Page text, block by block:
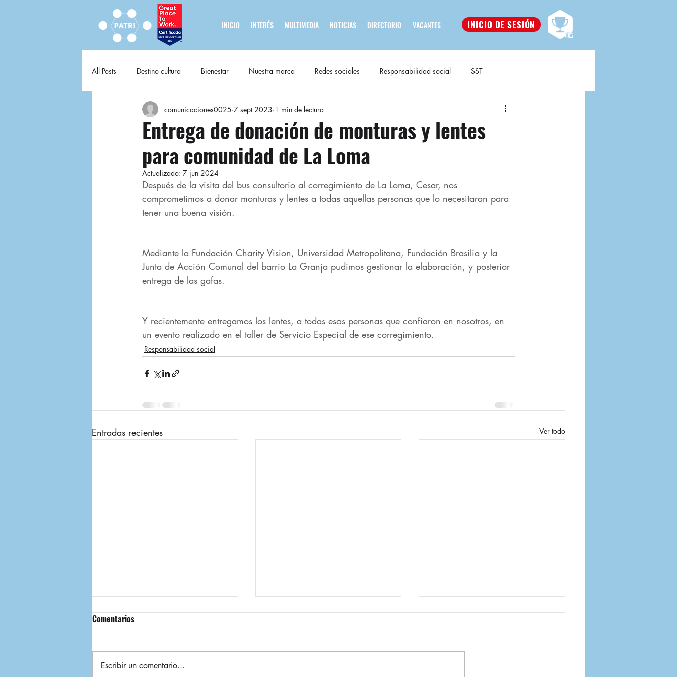
INICIO INTERÉS MULTIMEDIA NOTICIAS DIRECTORIO VACANTES INICIO DE SESIÓN
All Posts Destino cultura Bienestar Nuestra marca Redes sociales Responsabilidad social SST
Destino cultura fija
Entrega de donación de monturas y lentes
para comunidad de La Loma ​
comunicaciones0025 7 sept 2023 1 min de lectura
Actualizado: 7 jun 2024
Después de la visita del bus consultorio al corregimiento de La Loma, Cesar, nos
comprometimos a donar monturas y lentes a todas aquellas personas que lo necesitaran para
tener una buena visión.​
Mediante la Fundación Charity Vision, Universidad Metropolitana, Fundación Brasilia y la
Junta de Acción Comunal del barrio La Granja pudimos gestionar la elaboración, y posterior
entrega de las gafas.​
Y recientemente entregamos los lentes, a todas esas personas que confiaron en nosotros, en
un evento realizado en el taller de Servicio Especial de ese corregimiento.​
Responsabilidad social
Entradas recientes Ver todo
Comentarios
Escribir un comentario...